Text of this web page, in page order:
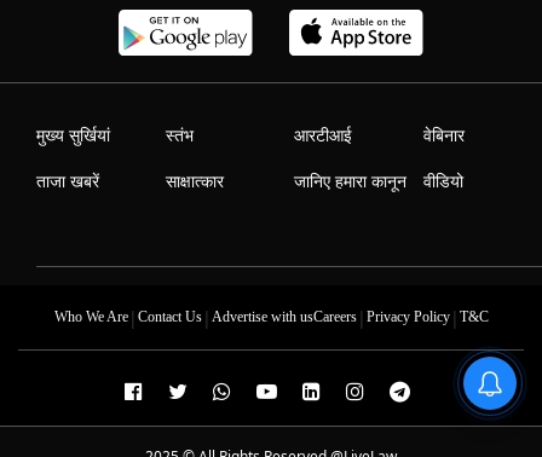
मुख्य सुर्खियां
ताजा खबरें
स्तंभ
साक्षात्कार
आरटीआई
जानिए हमारा कानून
वेबिनार
वीडियो
Who We Are| Contact Us| Advertise with usCareers| Privacy Policy| T&C